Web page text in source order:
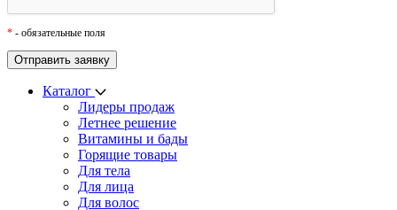
* - обязательные поля
Каталог
Лидеры продаж
Летнее решение
Витамины и бады
Горящие товары
Для тела
Для лица
Для волос